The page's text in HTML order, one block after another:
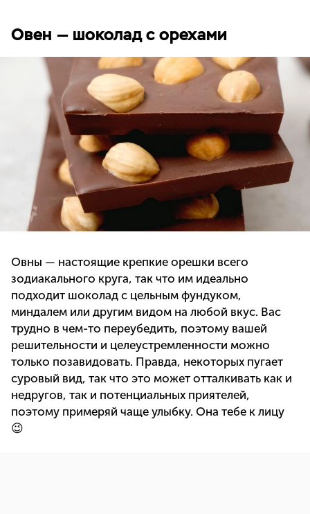
Овен — шоколад с орехами
Овны — настоящие крепкие орешки всего
зодиакального круга, так что им идеально
подходит шоколад с цельным фундуком,
миндалем или другим видом на любой вкус. Вас
трудно в чем-то переубедить, поэтому вашей
решительности и целеустремленности можно
только позавидовать. Правда, некоторых пугает
суровый вид, так что это может отталкивать как и
недругов, так и потенциальных приятелей,
поэтому примеряй чаще улыбку. Она тебе к лицу
😉